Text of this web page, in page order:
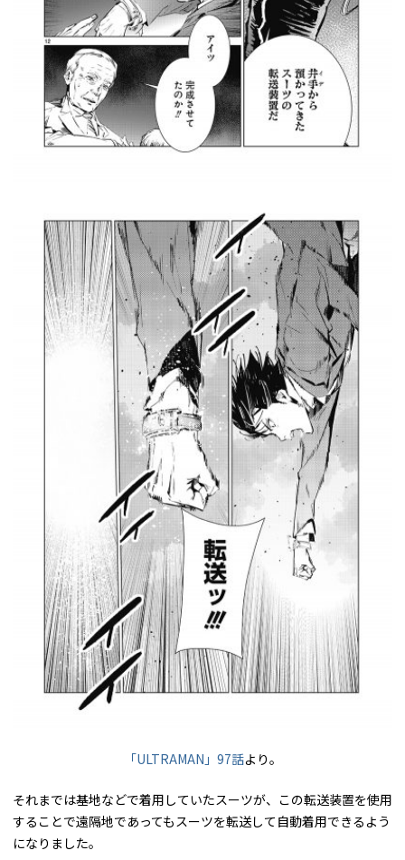
「ULTRAMAN」97話より。
それまでは基地などで着用していたスーツが、この転送装置を使用
することで遠隔地であってもスーツを転送して自動着用できるよう
になりました。